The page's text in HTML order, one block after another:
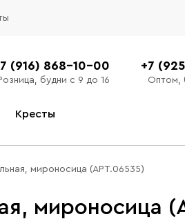
(916) 868-10-00
будни с 9 до 16
+7
Оптом,
Кресты
мироносица (АРТ.06535)
мироносица